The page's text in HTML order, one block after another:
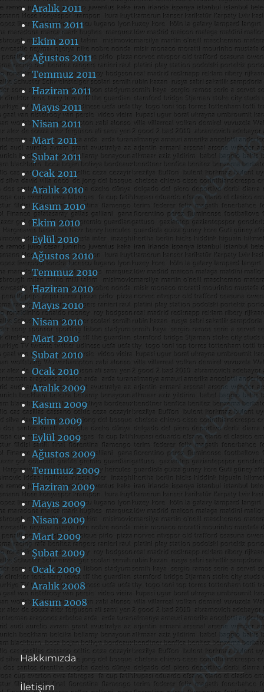
Aralık 2011
Kasım 2011
Ekim 2011
Ağustos 2011
Temmuz 2011
Haziran 2011
Mayıs 2011
Nisan 2011
Mart 2011
Şubat 2011
Ocak 2011
Aralık 2010
Kasım 2010
Ekim 2010
Eylül 2010
Ağustos 2010
Temmuz 2010
Haziran 2010
Mayıs 2010
Nisan 2010
Mart 2010
Şubat 2010
Ocak 2010
Aralık 2009
Kasım 2009
Ekim 2009
Eylül 2009
Ağustos 2009
Temmuz 2009
Haziran 2009
Mayıs 2009
Nisan 2009
Mart 2009
Şubat 2009
Ocak 2009
Aralık 2008
Kasım 2008
Hakkımızda
İletişim